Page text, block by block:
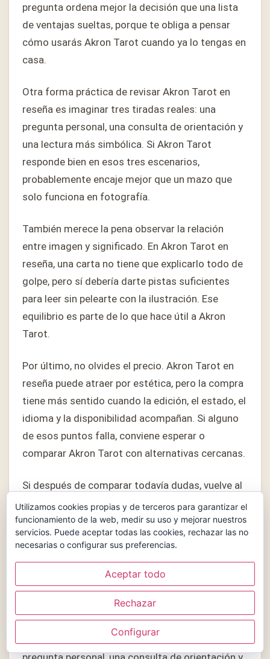
pregunta ordena mejor la decisión que una lista
de ventajas sueltas, porque te obliga a pensar
cómo usarás Akron Tarot cuando ya lo tengas en
casa.
Otra forma práctica de revisar Akron Tarot en
reseña es imaginar tres tiradas reales: una
pregunta personal, una consulta de orientación y
una lectura más simbólica. Si Akron Tarot
responde bien en esos tres escenarios,
probablemente encaje mejor que un mazo que
solo funciona en fotografía.
También merece la pena observar la relación
entre imagen y significado. En Akron Tarot en
reseña, una carta no tiene que explicarlo todo de
golpe, pero sí debería darte pistas suficientes
para leer sin pelearte con la ilustración. Ese
equilibrio es parte de lo que hace útil a Akron
Tarot.
Por último, no olvides el precio. Akron Tarot en
reseña puede atraer por estética, pero la compra
tiene más sentido cuando la edición, el estado, el
idioma y la disponibilidad acompañan. Si alguno
de esos puntos falla, conviene esperar o
comparar Akron Tarot con alternativas cercanas.
Si después de comparar todavía dudas, vuelve al
uso principal: lectura diaria, aprendizaje,
colección o regalo. En Akron Tarot en reseña, esa
pregunta ordena mejor la decisión que una lista
cómo usarás Akron Tarot cuando ya lo tengas en
casa.
Otra forma práctica de revisar Akron Tarot en
reseña es imaginar tres tiradas reales: una
Utilizamos cookies propias y de terceros para garantizar el
funcionamiento de la web, medir su uso y mejorar nuestros
servicios. Puede aceptar todas las cookies, rechazar las no
necesarias o configurar sus preferencias.
Aceptar todo
Rechazar
Configurar